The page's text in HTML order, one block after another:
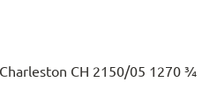
CH 2150/05 1270 ¾